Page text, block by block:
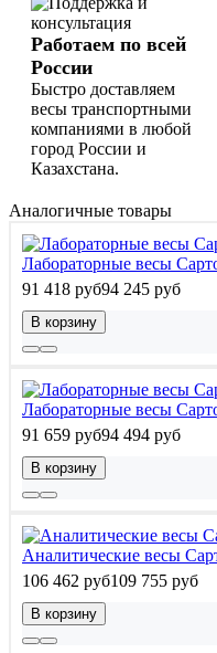
Работаем по всей
России
Быстро доставляем
весы транспортными
компаниями в любой
город России и
Казахстана.
Аналогичные товары
Лабораторные весы
91 418 руб94 245 руб
В корзину
Лабораторные весы
91 659 руб94 494 руб
В корзину
Аналитические весы
106 462 руб109 755 руб
В корзину